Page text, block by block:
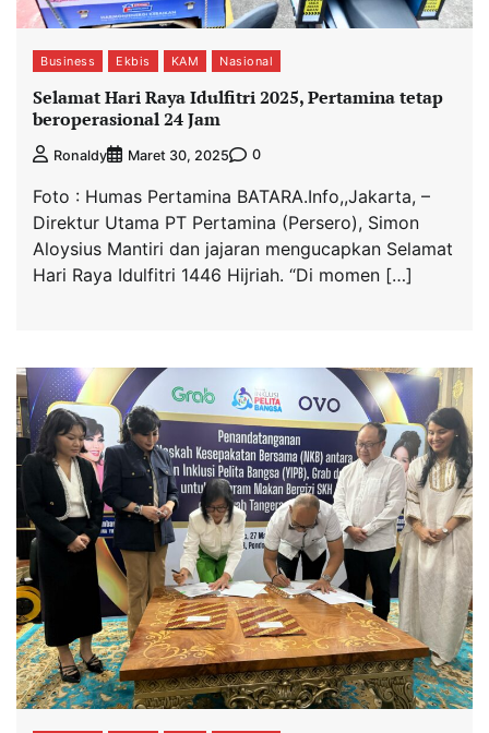
Business Ekbis KAM Nasional
Selamat Hari Raya Idulfitri 2025, Pertamina tetap
beroperasional 24 Jam
Ronaldy Maret 30, 2025 0
Foto : Humas Pertamina BATARA.Info,,Jakarta, –
Direktur Utama PT Pertamina (Persero), Simon
Aloysius Mantiri dan jajaran mengucapkan Selamat
Hari Raya Idulfitri 1446 Hijriah. “Di momen […]